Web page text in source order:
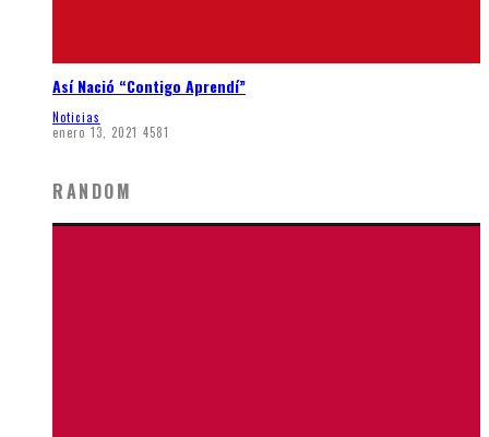
Así Nació “Contigo Aprendí”
Noticias
enero 13, 2021 4581
RANDOM